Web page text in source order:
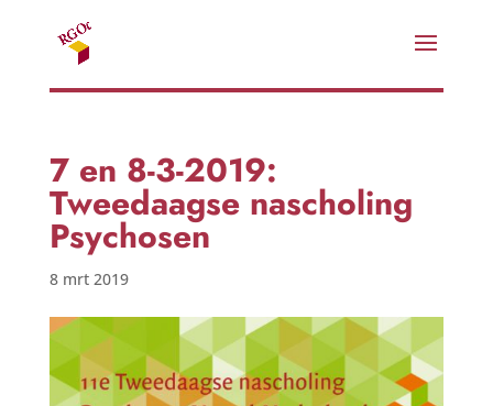
7 en 8-3-2019:
Tweedaagse nascholing
Psychosen
8 mrt 2019